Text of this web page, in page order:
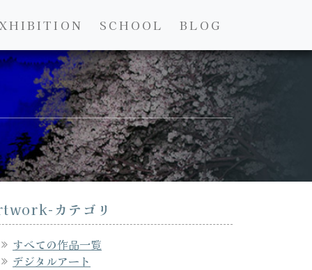
SCHOOL BLOG
カテゴリ
すべての作品一覧
デジタルアート